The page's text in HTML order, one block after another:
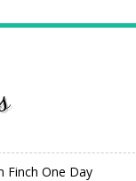
Finch One Day